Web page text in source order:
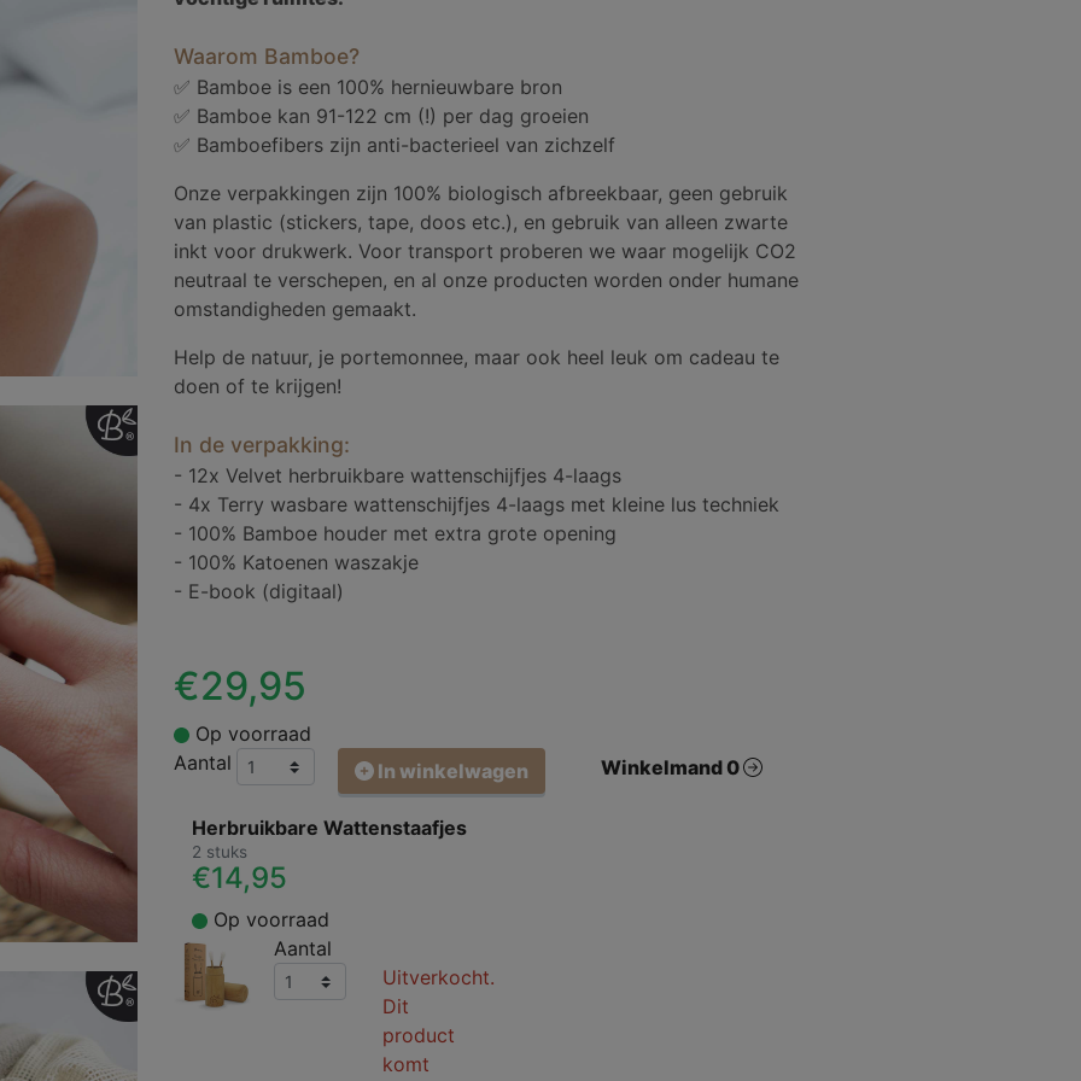
Waarom Bamboe?
✅ Bamboe is een 100% hernieuwbare bron
✅ Bamboe kan 91-122 cm (!) per dag groeien
✅ Bamboefibers zijn anti-bacterieel van zichzelf
Onze verpakkingen zijn 100% biologisch afbreekbaar, geen gebruik
van plastic (stickers, tape, doos etc.), en gebruik van alleen zwarte
inkt voor drukwerk. Voor transport proberen we waar mogelijk CO2
neutraal te verschepen, en al onze producten worden onder humane
omstandigheden gemaakt.
Help de natuur, je portemonnee, maar ook heel leuk om cadeau te
doen of te krijgen!
In de verpakking:
- 12x Velvet herbruikbare wattenschijfjes 4-laags
- 4x Terry wasbare wattenschijfjes 4-laags met kleine lus techniek
- 100% Bamboe houder met extra grote opening
- 100% Katoenen waszakje
- E-book (digitaal)
€29,95
Op voorraad
Aantal
In winkelwagen Winkelmand 0
Herbruikbare Wattenstaafjes
2 stuks
€14,95
Op voorraad
Aantal
Uitverkocht.
Dit
product
komt